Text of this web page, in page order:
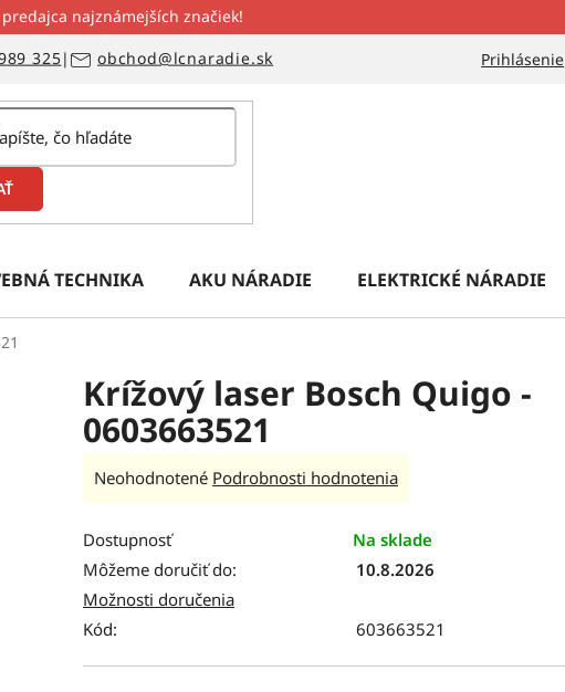
najznámejších značiek!
Prihlásenie
325| obchod@lcnaradie.sk
TECHNIKA AKU NÁRADIE ELEKTRICKÉ NÁRADIE
Krížový laser Bosch Quigo -
0603663521
Priemerné
produktu
je
0,0
z
5
hviezdičiek.
Neohodnotené Podrobnosti hodnotenia
Dostupnosť
Na sklade
Môžeme doručiť do:
10.8.2026
Možnosti doručenia
Kód:
603663521